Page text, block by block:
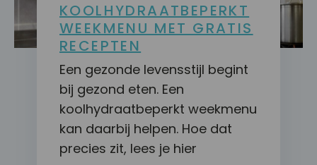
KOOLHYDRAATBEPERKT
WEEKMENU MET GRATIS
RECEPTEN
Een gezonde levensstijl begint
bij gezond eten. Een
koolhydraatbeperkt weekmenu
kan daarbij helpen. Hoe dat
precies zit, lees je hier